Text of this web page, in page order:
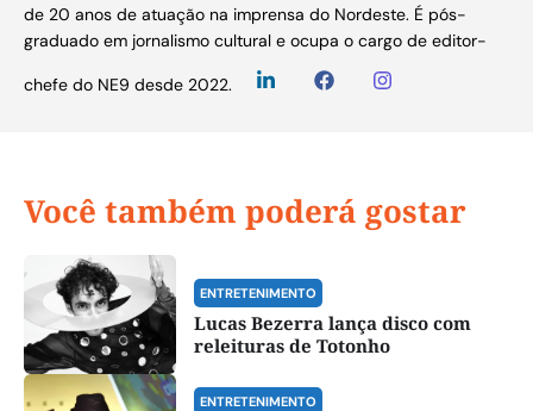
de 20 anos de atuação na imprensa do Nordeste. É pós-
graduado em jornalismo cultural e ocupa o cargo de editor-
chefe do NE9 desde 2022.
Você também poderá gostar
ENTRETENIMENTO
Lucas Bezerra lança disco com
releituras de Totonho
ENTRETENIMENTO